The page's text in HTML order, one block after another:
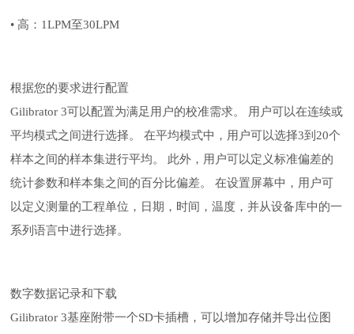
• 高：1LPM至30LPM
根据您的要求进行配置
Gilibrator 3可以配置为满足用户的校准需求。 用户可以在连续或
平均模式之间进行选择。 在平均模式中，用户可以选择3到20个
样本之间的样本集进行平均。 此外，用户可以定义标准偏差的
统计参数和样本集之间的百分比偏差。 在设置屏幕中，用户可
以定义测量的工程单位，日期，时间，温度，并从设备库中的一
系列语言中进行选择。
数字数据记录和下载
Gilibrator 3基座附带一个SD卡插槽，可以增加存储并导出位图